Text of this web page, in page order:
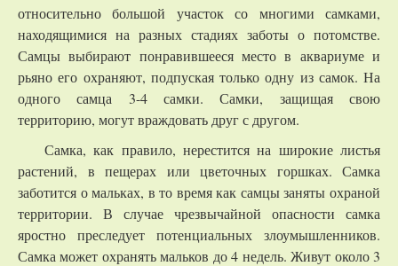
относительно большой участок со многими самками,
находящимися на разных стадиях заботы о потомстве.
Самцы выбирают понравившееся место в аквариуме и
рьяно его охраняют, подпуская только одну из самок. На
одного самца 3-4 самки. Самки, защищая свою
территорию, могут враждовать друг с другом.
Самка, как правило, нерестится на широкие листья
растений, в пещерах или цветочных горшках. Самка
заботится о мальках, в то время как самцы заняты охраной
территории. В случае чрезвычайной опасности самка
яростно преследует потенциальных злоумышленников.
Самка может охранять мальков до 4 недель. Живут около 3